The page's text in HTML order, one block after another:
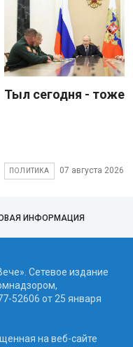
Тыл сегодня - тоже
ПОЛИТИКА 07 августа 2026
ИНФОРМАЦИЯ
Сетевое издание
52606 от 25 января
на веб-сайте